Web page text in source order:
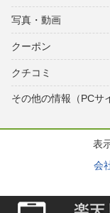
写真・動画
クーポン
クチコミ
その他の情報（PCサ
表
会